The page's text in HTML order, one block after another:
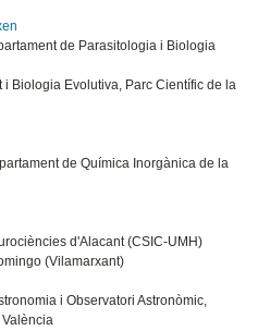
de Parasitologia i Biologia
i Biologia Evolutiva, Parc Científic de la
de Química Inorgànica de la
d'Alacant (CSIC-UMH)
(Vilamarxant)
i Observatori Astronòmic,